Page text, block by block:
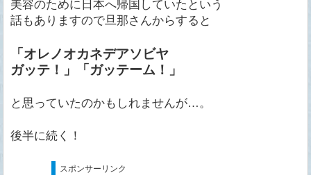
美容のために日本へ帰国していたという
話もありますので旦那さんからすると
「オレノオカネデアソビヤ
ガッテ！」「ガッテーム！」
と思っていたのかもしれませんが…。
後半に続く！
スポンサーリンク